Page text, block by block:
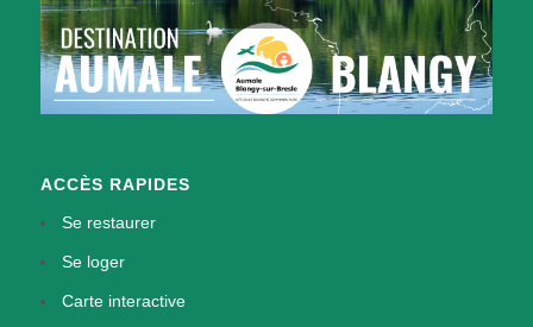
ACCÈS RAPIDES
Se restaurer
Se loger
Carte interactive